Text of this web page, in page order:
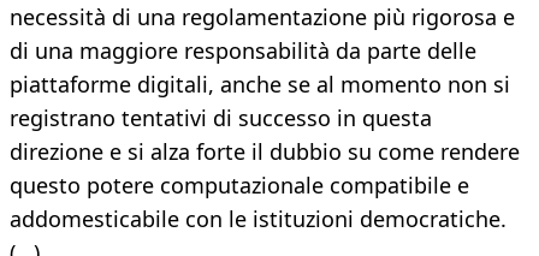
necessità di una regolamentazione più rigorosa e
di una maggiore responsabilità da parte delle
piattaforme digitali, anche se al momento non si
registrano tentativi di successo in questa
direzione e si alza forte il dubbio su come rendere
questo potere computazionale compatibile e
addomesticabile con le istituzioni democratiche.